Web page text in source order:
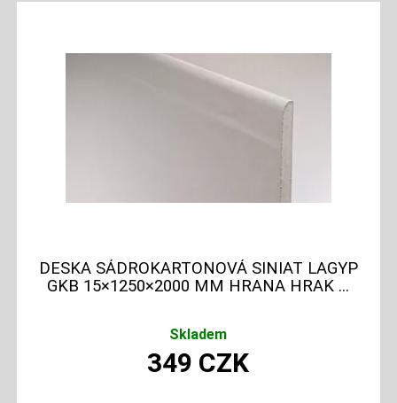
DESKA SÁDROKARTONOVÁ SINIAT LAGYP
GKB 15×1250×2000 MM HRANA HRAK ...
Skladem
349 CZK